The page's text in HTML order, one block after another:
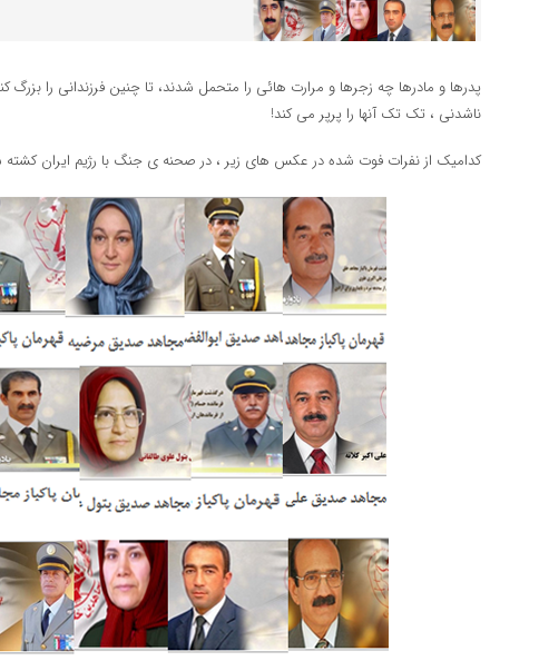
پدرها و مادرها چه زجرها و مرارت هائی را متحمل شدند، تا چنین فرزندانی را بزرگ
ناشدنی ، تک تک آنها را پرپر می کند!
کدامیک از نفرات فوت شده در عکس های زیر ، در صحنه ی جنگ با رژیم ایران کشته